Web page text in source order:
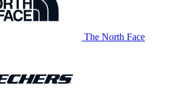
The North Face